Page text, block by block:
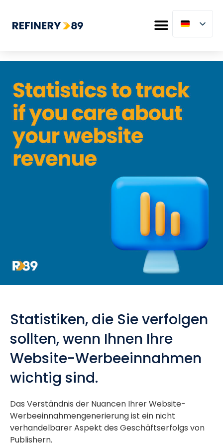
Statistiken, die Sie verfolgen
sollten, wenn Ihnen Ihre
Website-Werbeeinnahmen
wichtig sind.
Das Verständnis der Nuancen Ihrer Website-
Werbeeinnahmengenerierung ist ein nicht
verhandelbarer Aspekt des Geschäftserfolgs von
Publishern.